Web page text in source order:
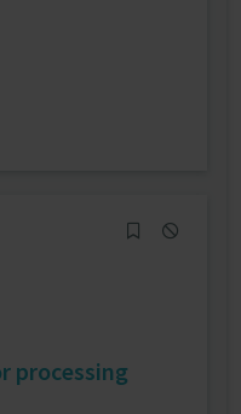
processing